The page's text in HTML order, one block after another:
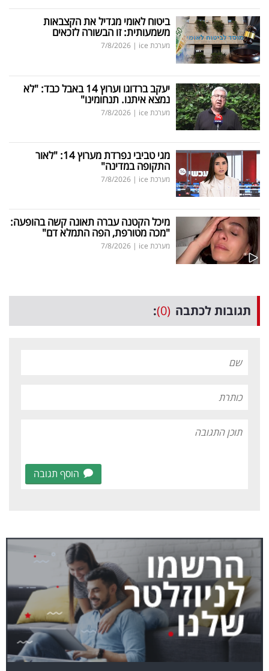
ביטוח לאומי מגדיל את הקצבאות
משמעותית: זו הבשורה לזכאים
מערכת ice |
7/8/2026
יעקב ברדוגו וערוץ 14 באבל כבד: "לא
נמצא איתנו. תנחומינו"
מערכת ice |
7/8/2026
מגי טביבי נפרדת מערוץ 14: "לאור
התקופה במדינה"
מערכת ice |
7/8/2026
מיכל הקטנה עברה תאונה קשה בהופעה:
"מכה מטורפת, הפה התמלא דם"
מערכת ice |
7/8/2026
תגובות לכתבה (0)
:
הוסף תגובה